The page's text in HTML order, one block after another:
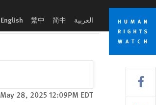
Skip
cookie
privacy
notice
Skip
main
content
العربية 简中
繁中
English
May 28, 2025 12:09PM EDT
Share this via Facebook